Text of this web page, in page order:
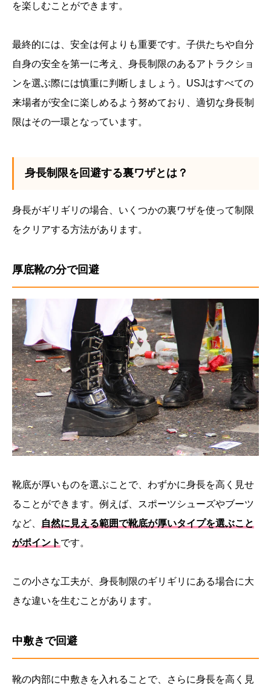
を楽しむことができます。
最終的には、安全は何よりも重要です。子供たちや自分
自身の安全を第一に考え、身長制限のあるアトラクショ
ンを選ぶ際には慎重に判断しましょう。USJはすべての
来場者が安全に楽しめるよう努めており、適切な身長制
限はその一環となっています。
身長制限を回避する裏ワザとは？
身長がギリギリの場合、いくつかの裏ワザを使って制限
をクリアする方法があります。
厚底靴の分で回避
靴底が厚いものを選ぶことで、わずかに身長を高く見せ
ることができます。例えば、スポーツシューズやブーツ
など、
自然に見える範囲で靴底が厚いタイプを選ぶこと
がポイント です。
この小さな工夫が、身長制限のギリギリにある場合に大
きな違いを生むことがあります。
中敷きで回避
靴の内部に中敷きを入れることで、さらに身長を高く見